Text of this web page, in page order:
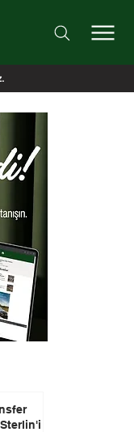
.
Sterlin'i